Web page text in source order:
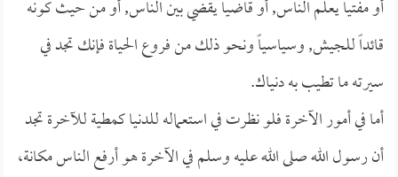
أو مفتياً يعلم الناس, أو قاضياً يقضي بين الناس, أو من حيث كونه
قائداً للجيش, وسياسياً ونحو ذلك من فروع الحياة فإنك تجد في
سيرته ما تطيب به دنياك.
أما في أمور الآخرة فلو نظرت في استعماله للدنيا كمطية للآخرة تجد
أن رسول الله صلى الله عليه وسلم في الآخرة هو أرفع الناس مكانة،